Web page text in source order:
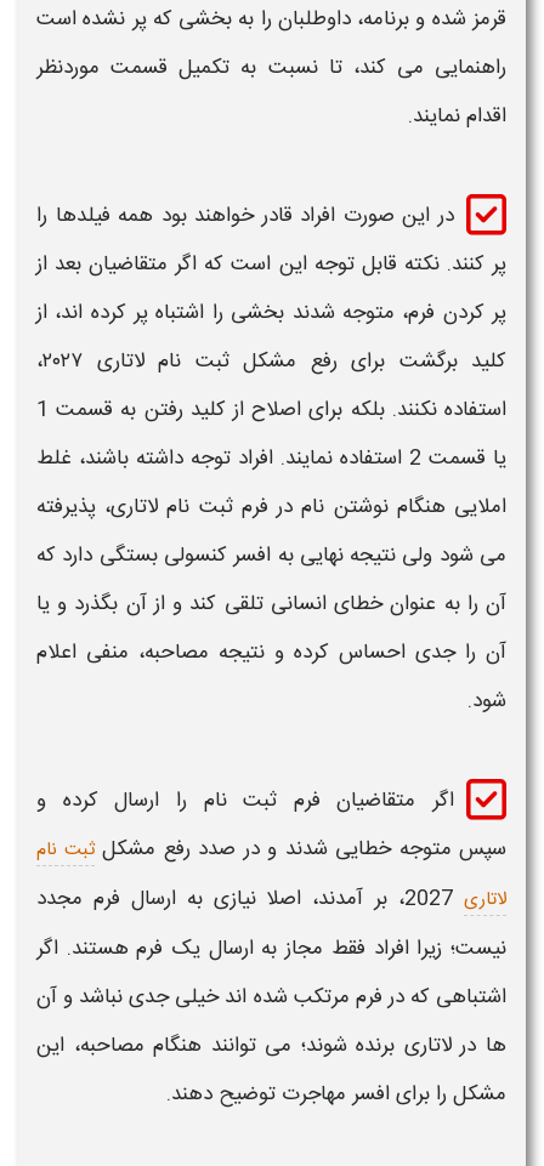
قرمز شده و برنامه، داوطلبان را به بخشی که پر نشده است
راهنمایی می کند، تا نسبت به تکمیل قسمت موردنظر
اقدام نمایند.
در این صورت افراد قادر خواهند بود همه فیلدها را
پر کنند. نکته قابل توجه این است که اگر متقاضیان بعد از
پر کردن فرم، متوجه شدند بخشی را اشتباه پر کرده اند، از
کلید برگشت برای رفع مشکل ثبت نام لاتاری ۲۰۲۷
،
استفاده نکنند. بلکه برای اصلاح از کلید رفتن به قسمت 1
یا قسمت 2 استفاده نمایند. افراد توجه داشته باشند، غلط
املایی هنگام نوشتن نام در فرم ثبت نام لاتاری، پذیرفته
می شود ولی نتیجه نهایی به افسر کنسولی بستگی دارد که
آن را به عنوانخطایانسانی تلقی کند و از آن بگذرد و یا
آن را جدی احساس کرده و نتیجه مصاحبه، منفی اعلام
شود.
اگر متقاضیان فرم ثبت نام را ارسال کرده و
سپس متوجه خطایی شدند و در صدد رفع مشکلثبت نام
لاتاری2027
، بر آمدند، اصلا نیازی به ارسال فرم مجدد
نیست؛ زیرا افراد فقط مجاز به ارسال یک فرم هستند. اگر
اشتباهی که در فرم مرتکب شده اند خیلی جدی نباشد و آن
ها درلاتاری برنده شوند؛ می توانند هنگام مصاحبه، این
مشکل را برای افسر مهاجرت توضیح دهند.